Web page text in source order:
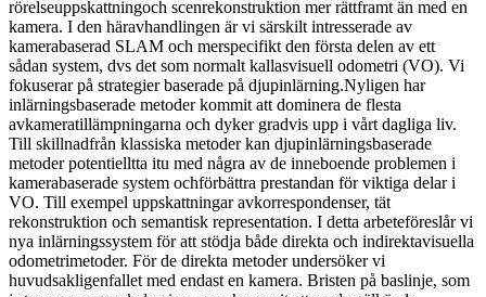
rörelseuppskattningoch scenrekonstruktion mer rättframt än med en
kamera. I den häravhandlingen är vi särskilt intresserade av
kamerabaserad SLAM och merspecifikt den första delen av ett
sådan system, dvs det som normalt kallasvisuell odometri (VO). Vi
fokuserar på strategier baserade på djupinlärning.Nyligen har
inlärningsbaserade metoder kommit att dominera de flesta
avkameratillämpningarna och dyker gradvis upp i vårt dagliga liv.
Till skillnadfrån klassiska metoder kan djupinlärningsbaserade
metoder potentielltta itu med några av de inneboende problemen i
kamerabaserade system ochförbättra prestandan för viktiga delar i
VO. Till exempel uppskattningar avkorrespondenser, tät
rekonstruktion och semantisk representation. I detta arbeteföreslår vi
nya inlärningssystem för att stödja både direkta och indirektavisuella
odometrimetoder. För de direkta metoder undersöker vi
huvudsakligenfallet med endast en kamera. Bristen på baslinje, som